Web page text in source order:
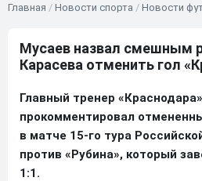
Главная / Новости спорта / Новости
Мусаев назвал смешным
Карасева отменить гол
Главный тренер
прокомментировал
в матче 15-го тура
против «Рубина», который
1:1.